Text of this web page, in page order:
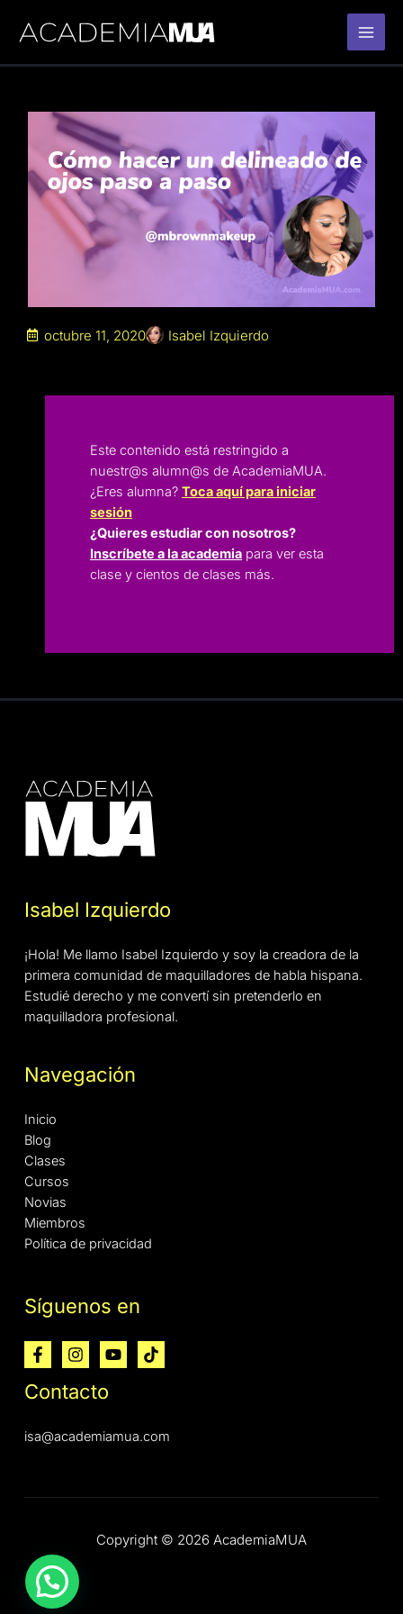
octubre 11, 2020 Isabel Izquierdo
Este contenido está restringido a
nuestr@s alumn@s de AcademiaMUA.
¿Eres alumna? Toca aquí para iniciar
sesión
¿Quieres estudiar con nosotros?
Inscríbete a la academia para ver esta
clase y cientos de clases más.
Isabel Izquierdo
¡Hola! Me llamo Isabel Izquierdo y soy la creadora de la
primera comunidad de maquilladores de habla hispana.
Estudié derecho y me convertí sin pretenderlo en
maquilladora profesional.
Navegación
Inicio
Blog
Clases
Cursos
Novias
Miembros
Política de privacidad
Síguenos en
Contacto
isa@academiamua.com
Copyright © 2026 AcademiaMUA